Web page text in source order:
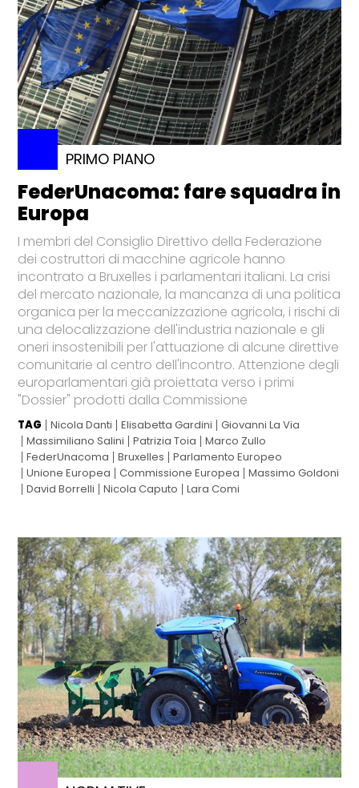
PRIMO PIANO
FederUnacoma: fare squadra in
Europa
I membri del Consiglio Direttivo della Federazione
dei costruttori di macchine agricole hanno
incontrato a Bruxelles i parlamentari italiani. La crisi
del mercato nazionale, la mancanza di una politica
organica per la meccanizzazione agricola, i rischi di
una delocalizzazione dell'industria nazionale e gli
oneri insostenibili per l'attuazione di alcune direttive
comunitarie al centro dell'incontro. Attenzione degli
europarlamentari già proiettata verso i primi
"Dossier" prodotti dalla Commissione
TAG Nicola Danti Elisabetta Gardini
Giovanni La Via
Massimiliano Salini
Patrizia Toia
Marco Zullo
FederUnacoma
Bruxelles
Parlamento Europeo
Unione Europea
Commissione Europea
Massimo Goldoni
David Borrelli
Nicola Caputo Lara Comi